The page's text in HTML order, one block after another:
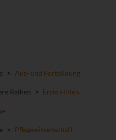
> Aus- und Fortbildung
Reihen > Erste Hilfen
> Pflegewissenschaft